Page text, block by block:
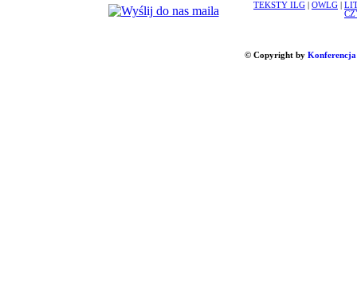
TEKSTY ILG OWLG
© Copyright by Konferencja